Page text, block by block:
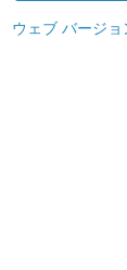
ウェブ バージョ